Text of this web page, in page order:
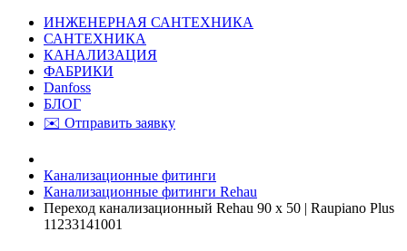
ИНЖЕНЕРНАЯ САНТЕХНИКА
САНТЕХНИКА
КАНАЛИЗАЦИЯ
ФАБРИКИ
Danfoss
БЛОГ
✉️ Отправить заявку
Канализационные фитинги
Канализационные фитинги Rehau
Переход канализационный Rehau 90 х 50 | Raupiano Plus
11233141001